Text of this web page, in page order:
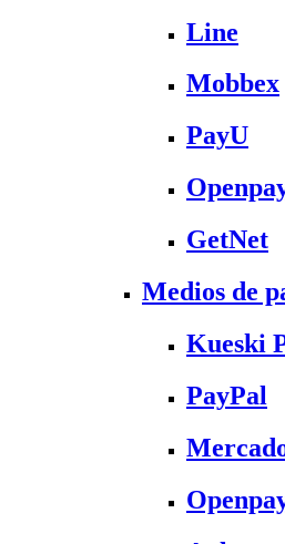
Line
Mobbex
PayU
GetNet
Medios de
Kueski
PayPal